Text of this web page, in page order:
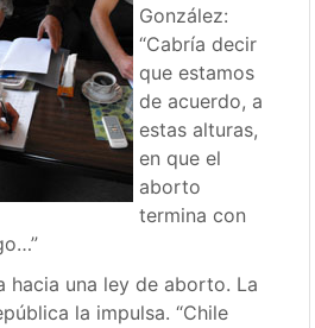
González:
“Cabría decir
que estamos
de acuerdo, a
estas alturas,
en que el
aborto
termina con
hacia una ley de aborto. La
la impulsa. “Chile